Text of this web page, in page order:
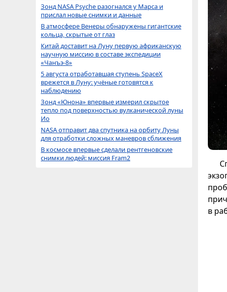
в
Зонд NASA Psyche разогнался у Марса и
прислал новые снимки и данные
В атмосфере Венеры обнаружены гигантские
кольца, скрытые от глаз
Китай доставит на Луну первую африканскую
научную миссию в составе экспедиции
«Чанъэ-8»
5 августа отработавшая ступень SpaceX
врежется в Луну: учёные готовятся к
наблюдению
Зонд «Юнона» впервые измерил скрытое
тепло под поверхностью вулканической луны
Ио
NASA отправит два спутника на орбиту Луны
для отработки сложных маневров сближения
В космосе впервые сделали рентгеновские
снимки людей: миссия Fram2